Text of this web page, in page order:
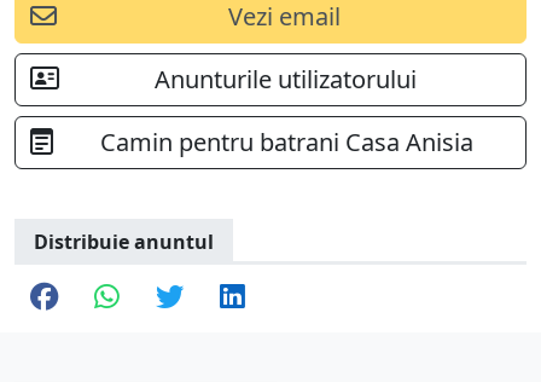
Vezi email
Anunturile utilizatorului
Camin pentru batrani Casa Anisia
Distribuie anuntul